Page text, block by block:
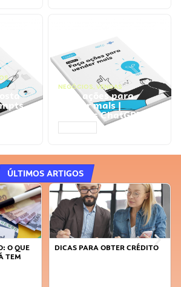
NEGÓCIOS, VENDAS
Faça ações para
vender mais |
Prompts ChatGPT
ÚLTIMOS ARTIGOS
O QUE
TEM
DICAS PARA OBTER CRÉDITO